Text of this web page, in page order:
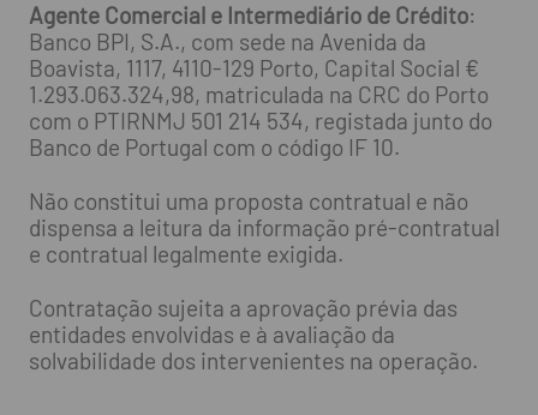
Agente Comercial e Intermediário de Crédito:
Banco BPI, S.A., com sede na Avenida da
Boavista, 1117, 4110-129 Porto, Capital Social €
1.293.063.324,98, matriculada na CRC do Porto
com o PTIRNMJ 501 214 534, registada junto do
Banco de Portugal com o código IF 10.
Não constitui uma proposta contratual e não
dispensa a leitura da informação pré-contratual
e contratual legalmente exigida.
Contratação sujeita a aprovação prévia das
entidades envolvidas e à avaliação da
solvabilidade dos intervenientes na operação.